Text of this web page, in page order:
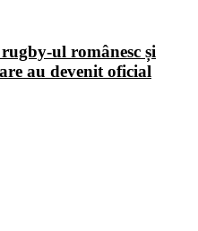
ul românesc și
au devenit oficial